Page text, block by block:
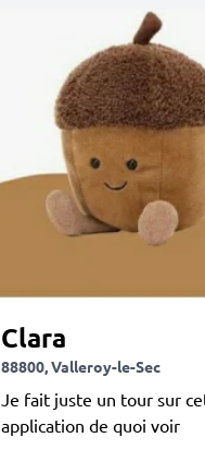
Clara
88800, Valleroy-le-Sec
Je fait juste un tour sur
application de quoi voir